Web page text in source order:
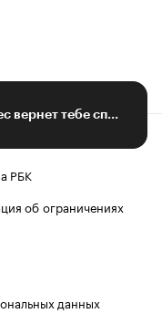
«Если вкладываешь душу – бизнес вернет тебе сполна»
РБК
об ограничениях
данных